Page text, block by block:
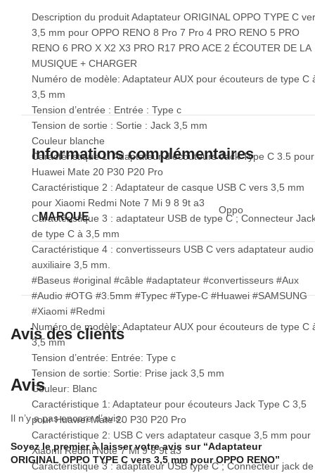
Description du produit Adaptateur ORIGINAL OPPO TYPE C
3,5 mm pour OPPO RENO 8 Pro 7 Pro 4 PRO RENO 5 PRO
RENO 6 PRO X X2 X3 PRO R17 PRO ACE 2 ÉCOUTER DE LA
MUSIQUE + CHARGER
Numéro de modèle: Adaptateur AUX pour écouteurs de type C
3,5 mm
Tension d’entrée : Entrée : Type c
Tension de sortie : Sortie : Jack 3,5 mm
Couleur blanche
Caractéristique 1: Adaptateur d’écouteurs Jack Type C 3.5 pour
Huawei Mate 20 P30 P20 Pro
Caractéristique 2 : Adaptateur de casque USB C vers 3,5 mm
pour Xiaomi Redmi Note 7 Mi 9 8 9t a3
Caractéristique 3 : adaptateur USB de type C ; Connecteur
de type C à 3,5 mm
Caractéristique 4 : convertisseurs USB C vers adaptateur audio
auxiliaire 3,5 mm.
#Baseus #original #câble #adaptateur #convertisseurs #Aux
#Audio #OTG #3.5mm #Typec #Type-C #Huawei #SAMSUNG
#Xiaomi #Redmi
Numéro de modèle: Adaptateur AUX pour écouteurs de type C
3,5 mm
Tension d’entrée: Entrée: Type c
Tension de sortie: Sortie: Prise jack 3,5 mm
Couleur: Blanc
Caractéristique 1: Adaptateur pour écouteurs Jack Type C 3,5
pour Huawei Mate 20 P30 P20 Pro
Caractéristique 2: USB C vers adaptateur casque 3,5 mm pour
Xiaomi Redmi Note 7 Mi 9 8 9t a3
Caractéristique 3 : adaptateur USB type C ; Connecteur jack de
Informations complémentaires
MARQUE
Oppo
Avis des clients
Avis
Il n’y a pas encore d’avis.
Soyez le premier à laisser votre avis sur “Adaptateur
ORIGINAL OPPO TYPE C vers 3,5 mm pour OPPO RENO”